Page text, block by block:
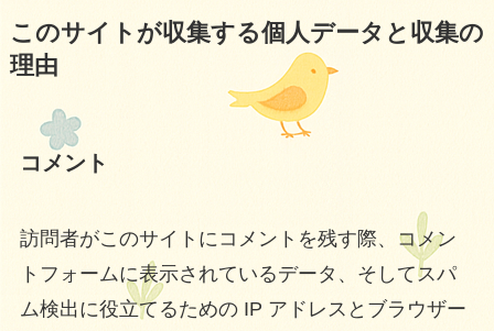
このサイトが収集する個人データと収集の
理由
コメント
訪問者がこのサイトにコメントを残す際、コメン
トフォームに表示されているデータ、そしてスパ
ム検出に役立てるための IP アドレスとブラウザー